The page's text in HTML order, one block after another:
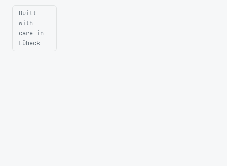
Built
with
care in
Lübeck